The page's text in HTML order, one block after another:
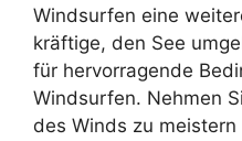
Windsurfen eine
kräftige, den See
für hervorragende
Windsurfen. Nehmen
des Winds zu